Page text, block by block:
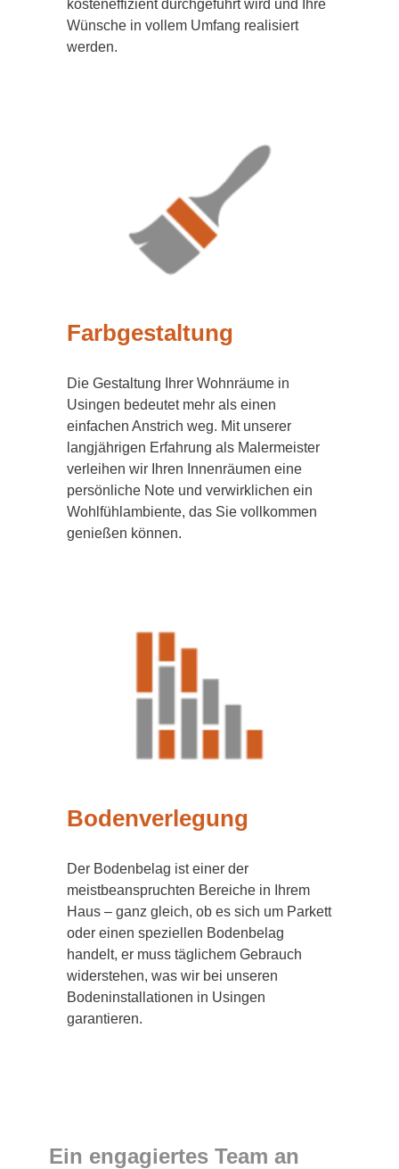
kosteneffizient durchgeführt wird und Ihre
Wünsche in vollem Umfang realisiert
werden.
Farbgestaltung
Die Gestaltung Ihrer Wohnräume in
Usingen bedeutet mehr als einen
einfachen Anstrich weg. Mit unserer
langjährigen Erfahrung als Malermeister
verleihen wir Ihren Innenräumen eine
persönliche Note und verwirklichen ein
Wohlfühlambiente, das Sie vollkommen
genießen können.
Bodenverlegung
Der Bodenbelag ist einer der
meistbeanspruchten Bereiche in Ihrem
Haus – ganz gleich, ob es sich um Parkett
oder einen speziellen Bodenbelag
handelt, er muss täglichem Gebrauch
widerstehen, was wir bei unseren
Bodeninstallationen in Usingen
garantieren.
Ein engagiertes Team an